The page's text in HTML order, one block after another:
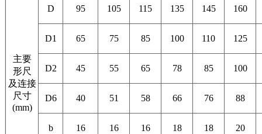
主要
形尺
及连接
尺寸
(mm)
D 95 105 115 135 145 160
D1 65 75 85 100 110 125
D2 45 55 65 78 85 100
D6 40 51 58 66 76 88
b 16 16 16 18 18 20